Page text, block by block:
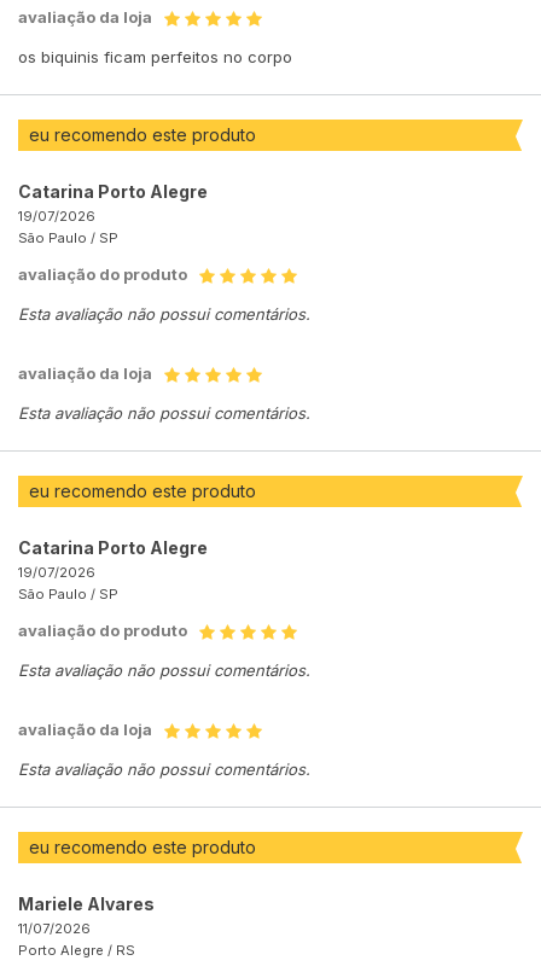
avaliação da loja
os biquinis ficam perfeitos no corpo
eu recomendo este produto
Catarina Porto Alegre
19/07/2026
São Paulo / SP
avaliação do produto
Esta avaliação não possui comentários.
avaliação da loja
Esta avaliação não possui comentários.
eu recomendo este produto
Catarina Porto Alegre
19/07/2026
São Paulo / SP
avaliação do produto
Esta avaliação não possui comentários.
avaliação da loja
Esta avaliação não possui comentários.
eu recomendo este produto
Mariele Alvares
11/07/2026
Porto Alegre / RS